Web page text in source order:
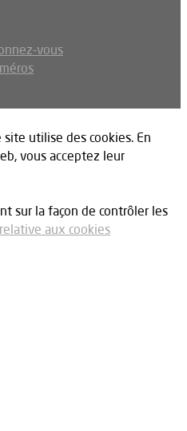
vous
utilise des cookies. En
vous acceptez leur
sur la façon de contrôler les
aux cookies